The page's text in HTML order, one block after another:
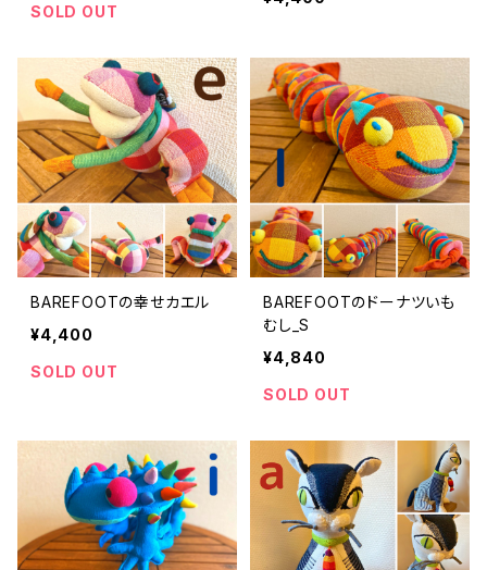
SOLD OUT
BAREFOOTの幸せカエル
¥4,400
SOLD OUT
BAREFOOTのドーナツいも
むし_S
¥4,840
SOLD OUT